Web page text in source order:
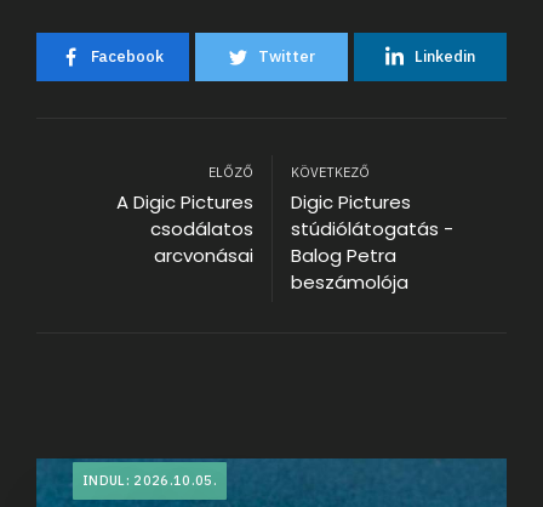
Facebook Twitter Linkedin
ELŐZŐ
A Digic Pictures
csodálatos
arcvonásai
KÖVETKEZŐ
Digic Pictures
stúdiólátogatás -
Balog Petra
beszámolója
INDUL: 2026.10.05.